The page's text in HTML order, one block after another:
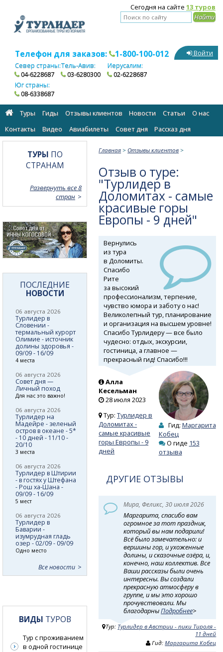
Сегодня на сайте 13 туров
Телефон для заказов: 1-800-100-012
Север страны:
04-6228687
Тель-Авив:
03-6280300
Иерусалим:
02-6228687
Юг страны:
08-6338687
Войти
Туры Гиды Отзывы клиентов Новости Статьи
О нас
Контакты
Видео Авиабилеты Cовет дня Рассказ дня
Главная > Отзывы клиентов >
Отзыв о туре:
"Турлидер в
Доломитах - самые
красивые горы
Европы - 9 дней"
Вернулись
из тура
в Доломиты.
Спасибо
Рите
за высокий
профессионализм, терпение,
чувство юмора и заботу о нас!
Великолепный тур, планирование
и организация на высшем уровне!
Спасибо Турлидеру — все было
чудесно: отдых, экскурсии,
гостиница, а главное —
прекрасный гид! Спасибо!!!
Алла
Кесельман
28 июля 2023
Тур:Турлидер в
Доломитах -
самые красивые
горы Европы - 9
дней
Гид: Маргарита
Кобец
О гиде 153
отзыва
ДРУГИЕ ОТЗЫВЫ
Мира, Феликс, 30 июля 2026
Маргарита, спасибо вам
огромное за тот праздник,
который вы нам подарили!
Всё было замечательно: и
вершины гор, и ухоженные
долины, и сказочные озёра, и,
конечно, наш коллектив. Все
Ваши рассказы были очень
интересны. Вы создали
прекрасную атмосферу в
группе, и мы это хорошо
прочувствовали. Мы
благодарныПодробнее>
Тур: Турлидер в Австрии - пики Тироля -
11 дней
Гид:Маргарита Кобец
ТУРЫ ПО
СТРАНАМ
Развернуть все 8
стран
ПОСЛЕДНИЕ
НОВОСТИ
06 августа 2026
Турлидер в
Словении -
термальный курорт
Олимие - источник
долины здоровья -
09/09 - 16/09
4 места
06 августа 2026
Совет дня —
Личный поход
Для нас это важно!
06 августа 2026
Турлидер на
Мадейре - зеленый
остров в океане - 5*
- 10 дней - 11/10 -
20/10
3 места
06 августа 2026
Турлидер в Штирии
- в гостях у Штефана
- Рош ха-Шана -
09/09 - 16/09
5 мест
06 августа 2026
Турлидер в
Баварии -
изумрудная гладь
озер - 02/09 - 09/09
Одно место
Все новости
ВИДЫ ТУРОВ
Тур с проживанием
в одной гостинице